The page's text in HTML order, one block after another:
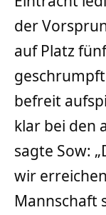
der
auf Platz
befreit
klar bei den
sagte Sow:
wir
Mannschaft